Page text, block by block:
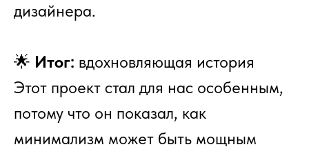
дизайнера.
🌟 Итог: вдохновляющая история
Этот проект стал для нас особенным,
потому что он показал, как
минимализм может быть мощным